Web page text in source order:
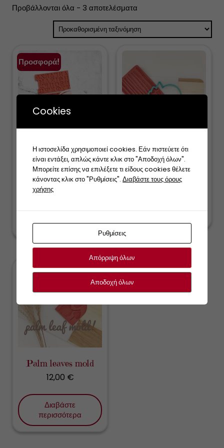
Προβάλλονται όλα - 3 αποτελέσματα
Προσφορά!
Greek Alphabet Mold
2 cm
30,00€ Original
price
25,00€Η
τρέχουσα
25,00 €.
καλάθι
Macrame mold
35,00€
Palm leaves mold
12,00 €
Διαβάστε
περισσότερα
Cookies
Η ιστοσελίδα χρησιμοποιεί cookies. Εάν πιστεύετε ότι
είναι εντάξει, απλώς κάντε κλικ στο "Αποδοχή όλων".
Μπορείτε επίσης να επιλέξετε τι είδους cookies θέλετε
κάνοντας κλικ στο "Ρυθμίσεις".Διαβάστε τους όρους
χρήσης
Ρυθμίσεις
Απόρριψη όλων
Αποδοχή όλων